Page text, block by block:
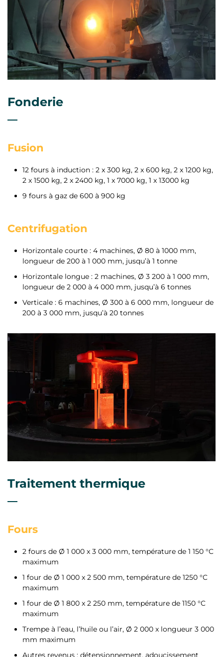
Fonderie
Fusion
12 fours à induction : 2 x 300 kg, 2 x 600 kg, 2 x 1200 kg,
2 x 1500 kg, 2 x 2400 kg, 1 x 7000 kg, 1 x 13000 kg
9 fours à gaz de 600 à 900 kg
Centrifugation
Horizontale courte : 4 machines, Ø 80 à 1000 mm,
longueur de 200 à 1 000 mm, jusqu’à 1 tonne
Horizontale longue : 2 machines, Ø 3 200 à 1 000 mm,
longueur de 2 000 à 4 000 mm, jusqu’à 6 tonnes
Verticale : 6 machines, Ø 300 à 6 000 mm, longueur de
200 à 3 000 mm, jusqu’à 20 tonnes
Traitement thermique
Fours
2 fours de Ø 1 000 x 3 000 mm, température de 1 150 °C
maximum
1 four de Ø 1 000 x 2 500 mm, température de 1250 °C
maximum
1 four de Ø 1 800 x 2 250 mm, température de 1150 °C
maximum
Trempe à l’eau, l’huile ou l’air, Ø 2 000 x longueur 3 000
mm maximum
Autres revenus : détensionnement, adoucissement